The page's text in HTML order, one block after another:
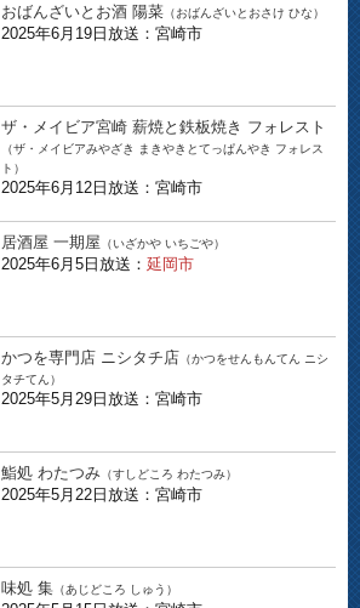
おばんざいとお酒 陽菜 （おばんざいとおさけ ひな）
2025年6月19日放送：宮崎市
ザ・メイビア宮崎 薪焼と鉄板焼き フォレスト
（ザ・メイビアみやざき まきやきとてっぱんやき フォレス
ト）
2025年6月12日放送：宮崎市
居酒屋 一期屋 （いざかや いちごや）
2025年6月5日放送： 延岡市
かつを専門店 ニシタチ店 （かつをせんもんてん ニシ
タチてん）
2025年5月29日放送：宮崎市
鮨処 わたつみ （すしどころ わたつみ）
2025年5月22日放送：宮崎市
味処 集 （あじどころ しゅう）